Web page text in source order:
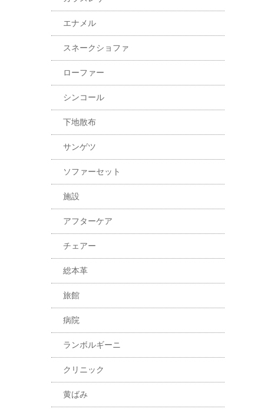
エナメル
スネークショファ
ローファー
シンコール
下地散布
サンゲツ
ソファーセット
施設
アフターケア
チェアー
総本革
旅館
病院
ランボルギーニ
クリニック
黄ばみ